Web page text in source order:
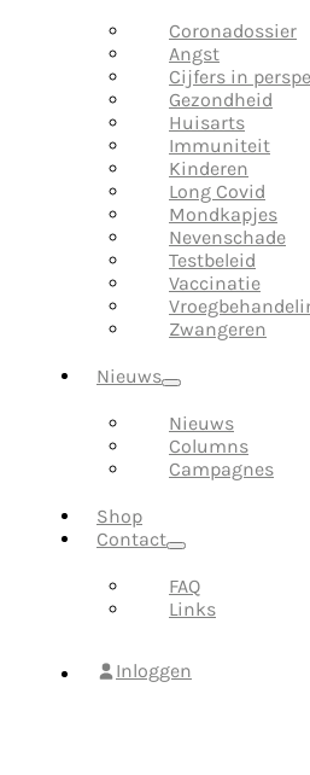
Coronadossier
Angst
Cijfers in
Gezondheid
Huisarts
Immuniteit
Kinderen
Long Covid
Mondkapjes
Nevenschade
Testbeleid
Vaccinatie
Zwangeren
Nieuws
Nieuws
Columns
Campagnes
Shop
Contact
FAQ
Links
Inloggen